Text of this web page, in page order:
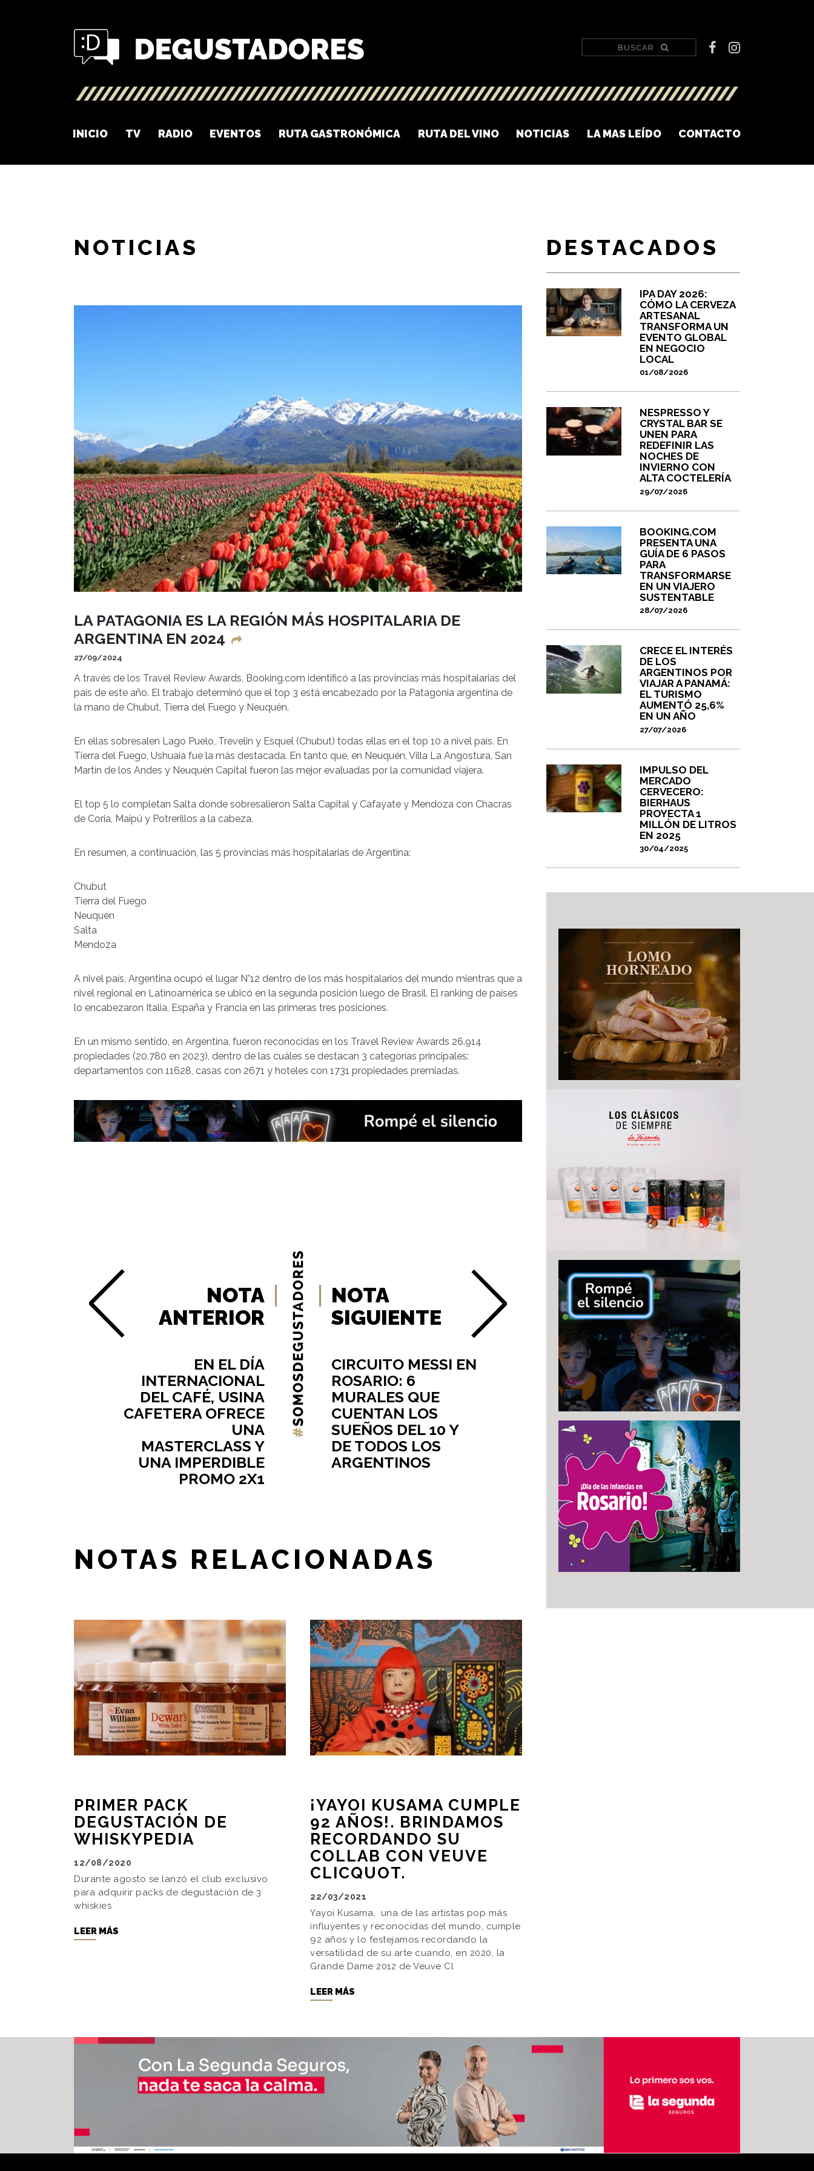
INICIO TV RADIO EVENTOS RUTA GASTRONÓMICA RUTA DEL VINO NOTICIAS LA MAS LEÍDO CONTACTO
NOTICIAS
LA PATAGONIA ES LA REGIÓN MÁS HOSPITALARIA DE
ARGENTINA EN 2024
27/09/2024
A través de los Travel Review Awards, Booking.com identificó a las provincias más hospitalarias del
país de este año. El trabajo determinó que el top 3 está encabezado por la Patagonia argentina de
la mano de Chubut, Tierra del Fuego y Neuquén.
En ellas sobresalen Lago Puelo, Trevelin y Esquel (Chubut) todas ellas en el top 10 a nivel país. En
Tierra del Fuego, Ushuaia fue la más destacada. En tanto que, en Neuquén, Villa La Angostura, San
Martín de los Andes y Neuquén Capital fueron las mejor evaluadas por la comunidad viajera.
El top 5 lo completan Salta donde sobresalieron Salta Capital y Cafayate y Mendoza con Chacras
de Coria, Maipú y Potrerillos a la cabeza.
En resumen, a continuación, las 5 provincias más hospitalarias de Argentina:
Chubut
Tierra del Fuego
Neuquén
Salta
Mendoza
A nivel país, Argentina ocupó el lugar N°12 dentro de los más hospitalarios del mundo mientras que a
nivel regional en Latinoamérica se ubicó en la segunda posición luego de Brasil. El ranking de países
lo encabezaron Italia, España y Francia en las primeras tres posiciones.
En un mismo sentido, en Argentina, fueron reconocidas en los Travel Review Awards 26.914
propiedades (20.780 en 2023), dentro de las cuáles se destacan 3 categorías principales:
departamentos con 11628, casas con 2671 y hoteles con 1731 propiedades premiadas.
NOTA
ANTERIOR
EN EL DÍA
INTERNACIONAL
DEL CAFÉ, USINA
CAFETERA OFRECE
UNA
MASTERCLASS Y
UNA IMPERDIBLE
PROMO 2X1
NOTA
SIGUIENTE
CIRCUITO MESSI EN
ROSARIO: 6
MURALES QUE
CUENTAN LOS
SUEÑOS DEL 10 Y
DE TODOS LOS
ARGENTINOS
NOTAS RELACIONADAS
PRIMER PACK
DEGUSTACIÓN DE
WHISKYPEDIA
12/08/2020
Durante agosto se lanzó el club exclusivo
para adquirir packs de degustación de 3
whiskies
LEER MÁS
¡YAYOI KUSAMA CUMPLE
92 AÑOS!. BRINDAMOS
RECORDANDO SU
COLLAB CON VEUVE
CLICQUOT.
22/03/2021
Yayoi Kusama, una de las artistas pop más
influyentes y reconocidas del mundo, cumple
92 años y lo festejamos recordando la
versatilidad de su arte cuando, en 2020, la
Grande Dame 2012 de Veuve Cl
LEER MÁS
DESTACADOS
IPA DAY 2026:
CÓMO LA CERVEZA
ARTESANAL
TRANSFORMA UN
EVENTO GLOBAL
EN NEGOCIO
LOCAL
01/08/2026
NESPRESSO Y
CRYSTAL BAR SE
UNEN PARA
REDEFINIR LAS
NOCHES DE
INVIERNO CON
ALTA COCTELERÍA
29/07/2026
BOOKING.COM
PRESENTA UNA
GUÍA DE 6 PASOS
PARA
TRANSFORMARSE
EN UN VIAJERO
SUSTENTABLE
28/07/2026
CRECE EL INTERÉS
DE LOS
ARGENTINOS POR
VIAJAR A PANAMÁ:
EL TURISMO
AUMENTÓ 25,6%
EN UN AÑO
27/07/2026
IMPULSO DEL
MERCADO
CERVECERO:
BIERHAUS
PROYECTA 1
MILLÓN DE LITROS
EN 2025
30/04/2025